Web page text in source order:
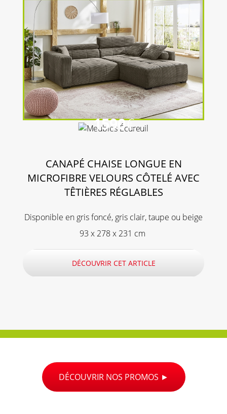
1590€
CANAPÉ CHAISE LONGUE EN
MICROFIBRE VELOURS CÔTELÉ AVEC
TÊTIÈRES RÉGLABLES
Disponible en gris foncé, gris clair, taupe ou beige
93 x 278 x 231 cm
DÉCOUVRIR CET ARTICLE
DÉCOUVRIR NOS PROMOS